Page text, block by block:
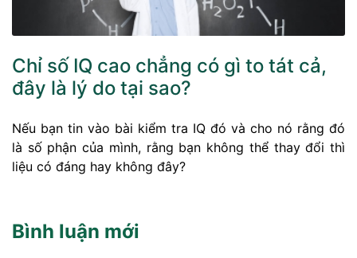
Chỉ số IQ cao chẳng có gì to tát cả,
đây là lý do tại sao?
Nếu bạn tin vào bài kiểm tra IQ đó và cho nó rằng đó
là số phận của mình, rằng bạn không thể thay đổi thì
liệu có đáng hay không đây?
Bình luận mới